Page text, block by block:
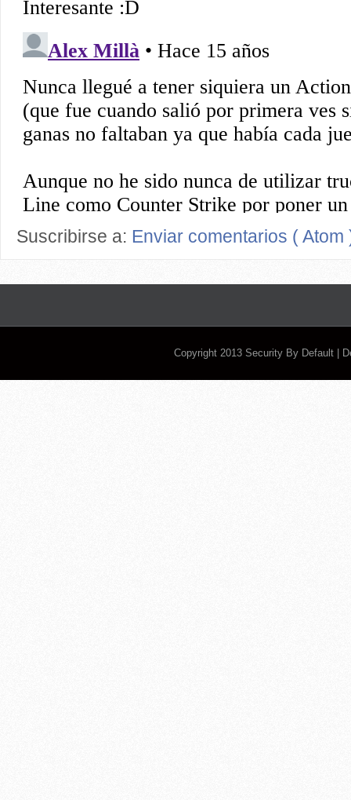
Suscribirse a: Enviar comentarios ( Atom
Copyright 2013 Security By Default |